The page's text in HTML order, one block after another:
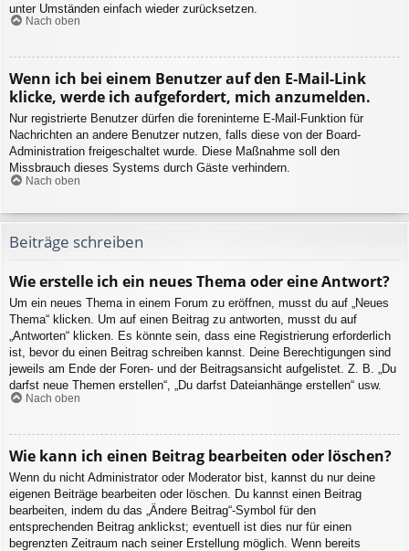
unter Umständen einfach wieder zurücksetzen.
Nach oben
Wenn ich bei einem Benutzer auf den E-Mail-Link
klicke, werde ich aufgefordert, mich anzumelden.
Nur registrierte Benutzer dürfen die foreninterne E-Mail-Funktion für
Nachrichten an andere Benutzer nutzen, falls diese von der Board-
Administration freigeschaltet wurde. Diese Maßnahme soll den
Missbrauch dieses Systems durch Gäste verhindern.
Nach oben
Beiträge schreiben
Wie erstelle ich ein neues Thema oder eine Antwort?
Um ein neues Thema in einem Forum zu eröffnen, musst du auf „Neues
Thema“ klicken. Um auf einen Beitrag zu antworten, musst du auf
„Antworten“ klicken. Es könnte sein, dass eine Registrierung erforderlich
ist, bevor du einen Beitrag schreiben kannst. Deine Berechtigungen sind
jeweils am Ende der Foren- und der Beitragsansicht aufgelistet. Z. B. „Du
darfst neue Themen erstellen“, „Du darfst Dateianhänge erstellen“ usw.
Nach oben
Wie kann ich einen Beitrag bearbeiten oder löschen?
Wenn du nicht Administrator oder Moderator bist, kannst du nur deine
eigenen Beiträge bearbeiten oder löschen. Du kannst einen Beitrag
bearbeiten, indem du das „Ändere Beitrag“-Symbol für den
entsprechenden Beitrag anklickst; eventuell ist dies nur für einen
begrenzten Zeitraum nach seiner Erstellung möglich. Wenn bereits